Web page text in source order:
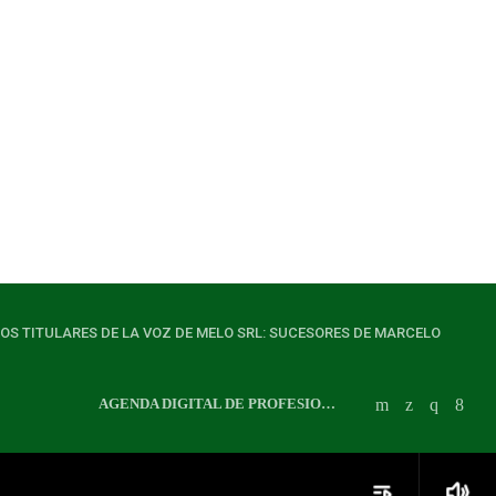
TITULARES DE LA VOZ DE MELO SRL: SUCESORES DE MARCELO
AGENDA DIGITAL DE PROFESIONALES